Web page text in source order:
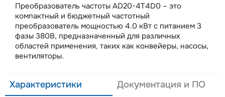
Преобразователь частоты AD20-4T4D0 – это
компактный и бюджетный частотный
преобразователь мощностью 4.0 кВт с питанием 3
фазы 380В, предназначенный для различных
областей применения, таких как конвейеры, насосы,
вентиляторы.
Характеристики Документация и ПО